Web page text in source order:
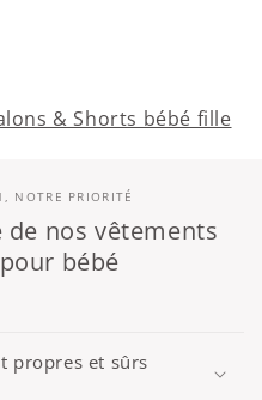
& Shorts bébé fille
NOTRE PRIORITÉ
de nos vêtements
bébé
propres et sûrs